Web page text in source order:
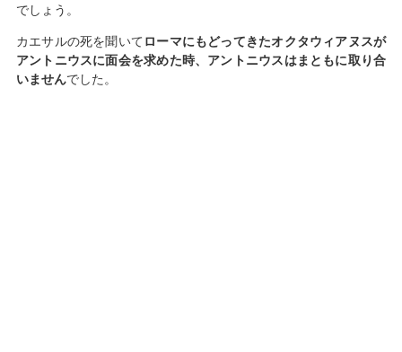
でしょう。
カエサルの死を聞いてローマにもどってきたオクタウィアヌスが
アントニウスに面会を求めた時、アントニウスはまともに取り合
いませんでした。